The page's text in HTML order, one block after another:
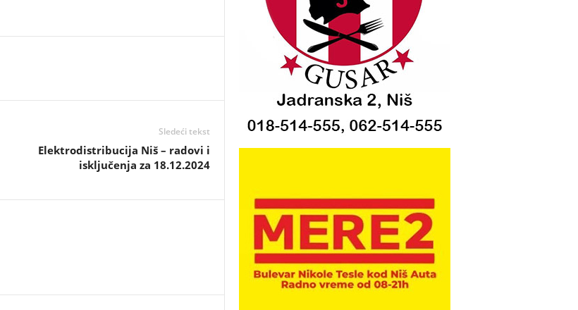
Sledeći tekst
Elektrodistribucija Niš – radovi i
isključenja za 18.12.2024